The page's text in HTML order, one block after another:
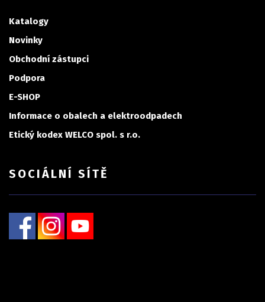
Katalogy
Novinky
Obchodní zástupci
Podpora
E-SHOP
Informace o obalech a elektroodpadech
Etický kodex WELCO spol. s r.o.
SOCIÁLNÍ SÍTĚ